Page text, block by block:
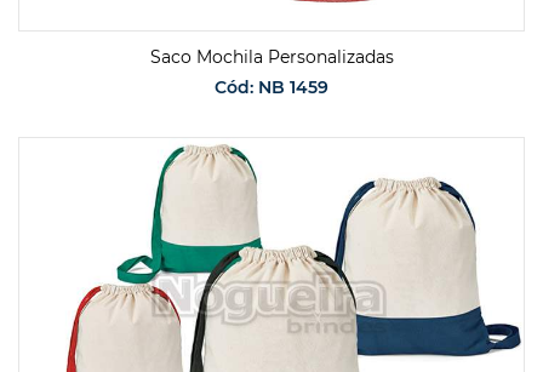
Saco Mochila Personalizadas
Cód: NB 1459
SOLICITAR ORÇAMENTO